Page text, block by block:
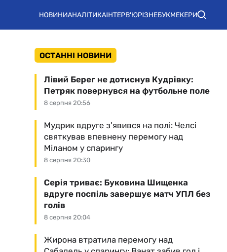
НОВИНИАНАЛІТИКАІНТЕРВ'ЮРІЗНЕБУКМЕКЕРИ
ОСТАННІ НОВИНИ
8 серпня 20:56
Лівий Берег не дотиснув Кудрівку:
Петряк повернувся на футбольне поле
8 серпня 20:30
Мудрик вдруге з'явився на полі: Челсі
святкував впевнену перемогу над
Міланом у спарингу
8 серпня 20:04
Серія триває: Буковина Шищенка
вдруге поспіль завершує матч УПЛ без
голів
Жирона втратила перемогу над